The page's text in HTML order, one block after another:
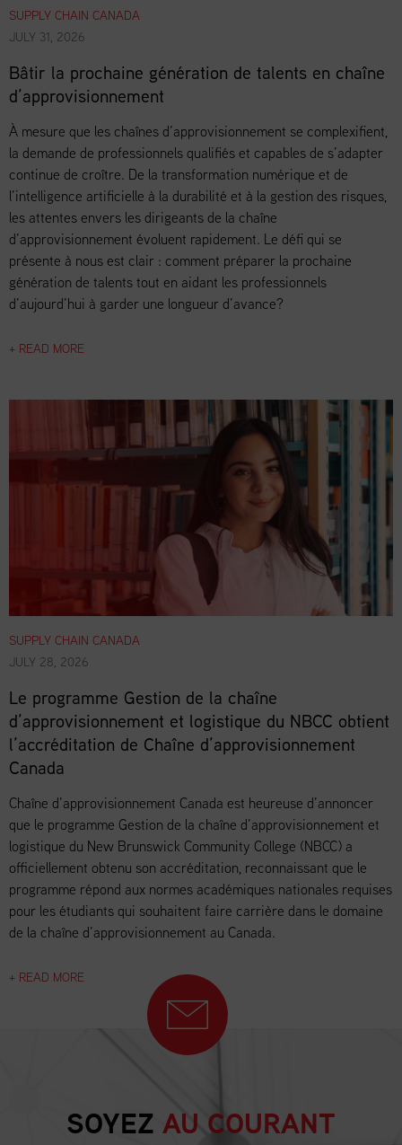
SUPPLY CHAIN CANADA
JULY 31, 2026
Bâtir la prochaine génération de talents en chaîne
d’approvisionnement
À mesure que les chaînes d’approvisionnement se complexifient,
la demande de professionnels qualifiés et capables de s’adapter
continue de croître. De la transformation numérique et de
l’intelligence artificielle à la durabilité et à la gestion des risques,
les attentes envers les dirigeants de la chaîne
d’approvisionnement évoluent rapidement. Le défi qui se
présente à nous est clair : comment préparer la prochaine
génération de talents tout en aidant les professionnels
d’aujourd’hui à garder une longueur d’avance?
+ READ MORE
SUPPLY CHAIN CANADA
JULY 28, 2026
Le programme Gestion de la chaîne
d’approvisionnement et logistique du NBCC obtient
l’accréditation de Chaîne d’approvisionnement
Canada
Chaîne d’approvisionnement Canada est heureuse d’annoncer
que le programme Gestion de la chaîne d’approvisionnement et
logistique du New Brunswick Community College (NBCC) a
officiellement obtenu son accréditation, reconnaissant que le
programme répond aux normes académiques nationales requises
pour les étudiants qui souhaitent faire carrière dans le domaine
de la chaîne d’approvisionnement au Canada.
+ READ MORE
SOYEZ AU COURANT